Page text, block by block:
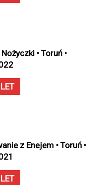
• Toruń •
z Enejem • Toruń •